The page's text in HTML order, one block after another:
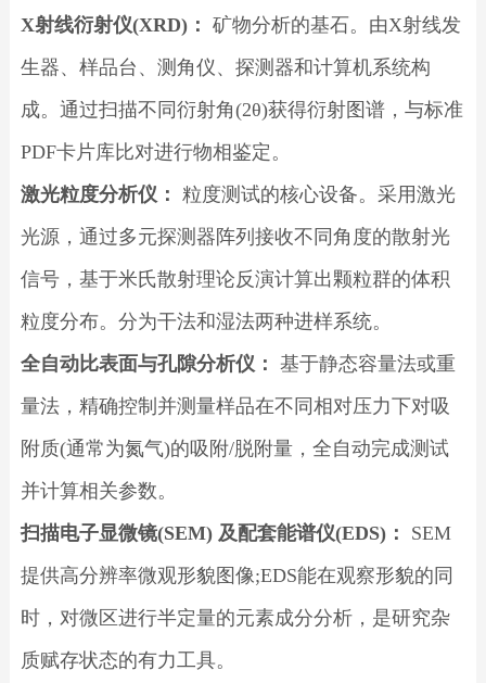
X射线衍射仪(XRD)： 矿物分析的基石。由X射线发
生器、样品台、测角仪、探测器和计算机系统构
成。通过扫描不同衍射角(2θ)获得衍射图谱，与标准
PDF卡片库比对进行物相鉴定。
激光粒度分析仪： 粒度测试的核心设备。采用激光
光源，通过多元探测器阵列接收不同角度的散射光
信号，基于米氏散射理论反演计算出颗粒群的体积
粒度分布。分为干法和湿法两种进样系统。
全自动比表面与孔隙分析仪： 基于静态容量法或重
量法，精确控制并测量样品在不同相对压力下对吸
附质(通常为氮气)的吸附/脱附量，全自动完成测试
并计算相关参数。
扫描电子显微镜(SEM) 及配套能谱仪(EDS)：
SEM
提供高分辨率微观形貌图像;EDS能在观察形貌的同
时，对微区进行半定量的元素成分分析，是研究杂
质赋存状态的有力工具。